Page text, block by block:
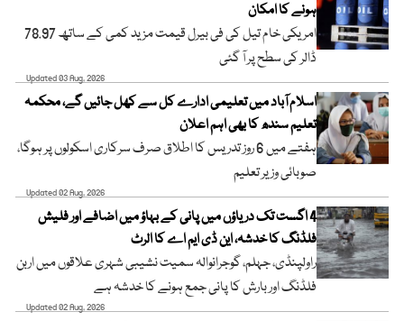
ہونے کا امکان
امریکی خام تیل کی فی بیرل قیمت مزید کمی کے ساتھ 78.97
ڈالر کی سطح پر آ گئی
Updated 03 Aug, 2026
اسلام آباد میں تعلیمی ادارے کل سے کھل جائیں گے، محکمہ
تعلیم سندھ کا بھی اہم اعلان
ہفتے میں 6 روز تدریس کا اطلاق صرف سرکاری اسکولوں پر ہوگا،
صوبائی وزیر تعلیم
Updated 02 Aug, 2026
4 اگست تک دریاؤں میں پانی کے بہاؤ میں اضافے اور فلیش
فلڈنگ کا خدشہ، این ڈی ایم اے کا الرٹ
راولپنڈی، جہلم، گوجرانوالہ سمیت نشیبی شہری علاقوں میں اربن
فلڈنگ اور بارش کا پانی جمع ہونے کا خدشہ ہے
Updated 02 Aug, 2026